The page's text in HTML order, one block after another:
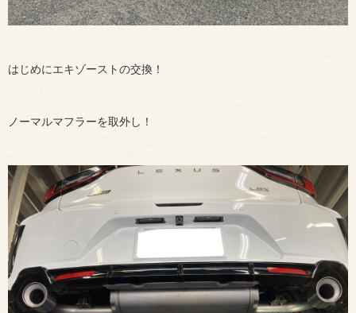
はじめにエキゾーストの交換！
ノーマルマフラーを取外し！